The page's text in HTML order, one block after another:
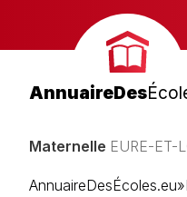
AnnuaireDes
Maternelle EURE-ET-
AnnuaireDesÉcoles.eu»